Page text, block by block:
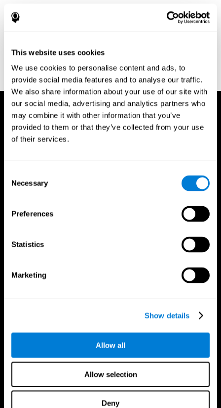
This website uses cookies
We use cookies to personalise content and ads, to
provide social media features and to analyse our traffic.
We also share information about your use of our site with
our social media, advertising and analytics partners who
may combine it with other information that you’ve
provided to them or that they’ve collected from your use
of their services.
Selection
Necessary
Preferences
Statistics
Marketing
Show details
Allow all
Allow selection
Deny
Greenberg, L. M., Kindschi, C. L., & Corman, C. L. (1996). TOVA
test of variables of attention: clinical guide. St. Paul, MN: TOVA
reactions. Journal of experimental psychology, 18(6), 643.
Whiteside A., A synopsis of the Vienna Test System: A computer
aided psychological diagnosis. JOPED, 2002, 5 (1), 41–50.
Síguenos en